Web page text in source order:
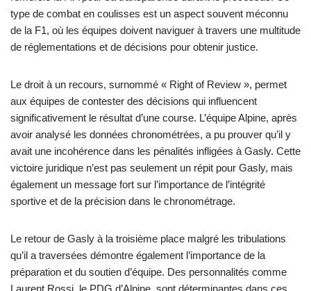
type de combat en coulisses est un aspect souvent méconnu
de la F1, où les équipes doivent naviguer à travers une multitude
de réglementations et de décisions pour obtenir justice.
Le droit à un recours, surnommé « Right of Review », permet
aux équipes de contester des décisions qui influencent
significativement le résultat d’une course. L’équipe Alpine, après
avoir analysé les données chronométrées, a pu prouver qu’il y
avait une incohérence dans les pénalités infligées à Gasly. Cette
victoire juridique n’est pas seulement un répit pour Gasly, mais
également un message fort sur l’importance de l’intégrité
sportive et de la précision dans le chronométrage.
Le retour de Gasly à la troisième place malgré les tribulations
qu’il a traversées démontre également l’importance de la
préparation et du soutien d’équipe. Des personnalités comme
Laurent Rossi, le PDG d’Alpine, sont déterminantes dans ces